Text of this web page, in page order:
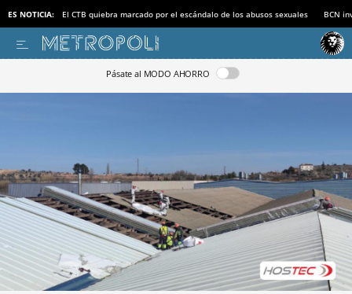
ES NOTICIA: El CTB quiebra marcado por el escándalo de los abusos sexuales BCN
Pásate al MODO AHORRO